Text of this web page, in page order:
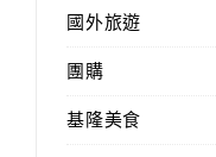
國外旅遊
團購
基隆美食